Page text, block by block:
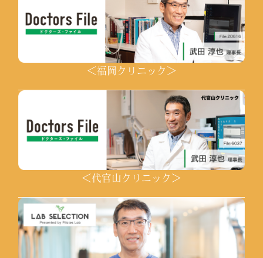
＜福岡クリニック＞
＜代官山クリニック＞